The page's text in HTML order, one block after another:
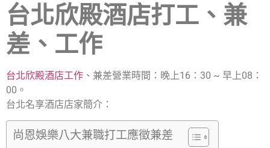
台北欣殿酒店打工、兼
差、工作
台北欣殿酒店工作 、兼差營業時間：晚上16：30 ~ 早上08：
00。
台北名享酒店店家簡介：
尚恩娛樂八大兼職打工應徵兼差